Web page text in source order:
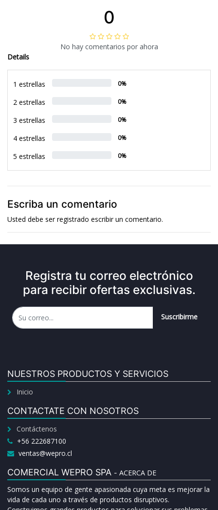
0
No hay comentarios por ahora
Details
1 estrellas 0%
2 estrellas 0%
3 estrellas 0%
4 estrellas 0%
5 estrellas 0%
Escriba un comentario
Usted debe serregistrado escribir un comentario.
Registra tu correo electrónico
para recibir ofertas exclusivas.
Suscribirme
NUESTROS PRODUCTOS Y SERVICIOS
Inicio
CONTACTATE CON NOSOTROS
Contáctenos
+56 222687100
ventas@wepro.cl
COMERCIAL WEPRO SPA - ACERCA DE
Somos un equipo de gente apasionada cuya meta es mejorar la
vida de cada uno a través de productos disruptivos.